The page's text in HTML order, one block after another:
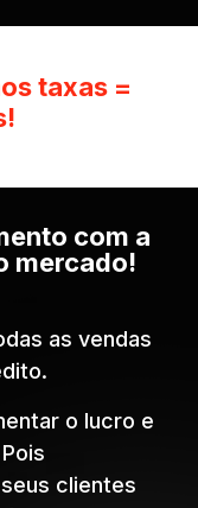
taxas =
com a
mercado!
as vendas
o lucro e
clientes